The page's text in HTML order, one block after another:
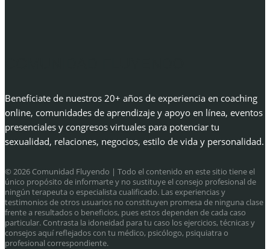
Benefíciate de nuestros 20+ años de experiencia en coaching
online, comunidades de aprendizaje y apoyo en línea, eventos
presenciales y congresos virtuales para potenciar tu
sexualidad, relaciones, negocios, estilo de vida y personalidad.
© 2026 Comunidad Fluyendo | Todo el contenido en este sitio tiene el
único propósito de informarte y no sustituye el consejo profesional de
ningún terapeuta o especialista cualificado. Las experiencias y
testimonios de otros usuarios no constituyen promesa de ninguna clase
frente a resultados o beneficios, pues estos dependen de cada caso
particular. Contrasta la idoneidad para tu caso los ejercicios, técnicas y
consejos aquí reflejados con tu médico, psicólogo, psiquiatra o
profesional correspondiente.